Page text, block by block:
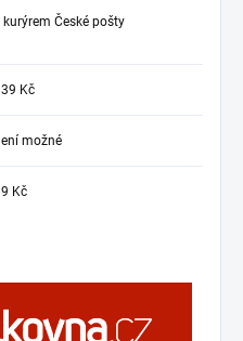
České pošty
Kč
možné
Kč